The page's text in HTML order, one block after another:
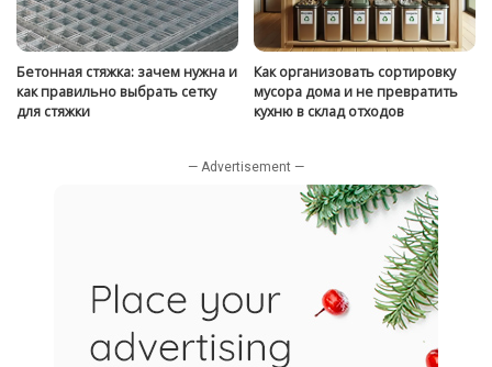
Бетонная стяжка: зачем нужна и
как правильно выбрать сетку
для стяжки
Как организовать сортировку
мусора дома и не превратить
кухню в склад отходов
— Advertisement —